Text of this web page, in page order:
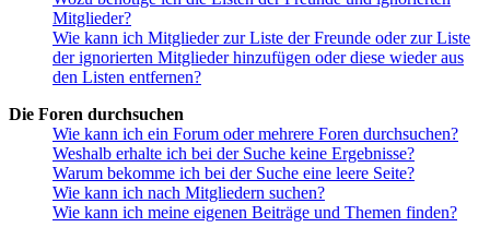
Mitglieder?
Wie kann ich Mitglieder zur Liste der Freunde oder zur Liste
der ignorierten Mitglieder hinzufügen oder diese wieder aus
den Listen entfernen?
Die Foren durchsuchen
Wie kann ich ein Forum oder mehrere Foren durchsuchen?
Weshalb erhalte ich bei der Suche keine Ergebnisse?
Warum bekomme ich bei der Suche eine leere Seite?
Wie kann ich nach Mitgliedern suchen?
Wie kann ich meine eigenen Beiträge und Themen finden?